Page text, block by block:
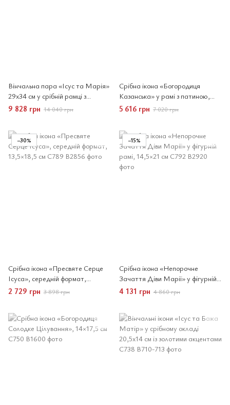
Вінчальна пара «Ісус та Марія»
29x34 см у срібній рамці з
кольоровим акцентом
9 828 грн 14 040 грн
Срібна ікона «Богородиця
Казанська» у рамі з патиною,
34×38 см
5 616 грн 7 020 грн
−30%
Срібна ікона «Пресвяте Серце
Ісуса», середній формат,
13,5×18,5 см
2 729 грн 3 898 грн
−15%
Срібна ікона «Непорочне
Зачаття Діви Марії» у фігурній
рамі, 14,5×21 см
4 131 грн 4 860 грн